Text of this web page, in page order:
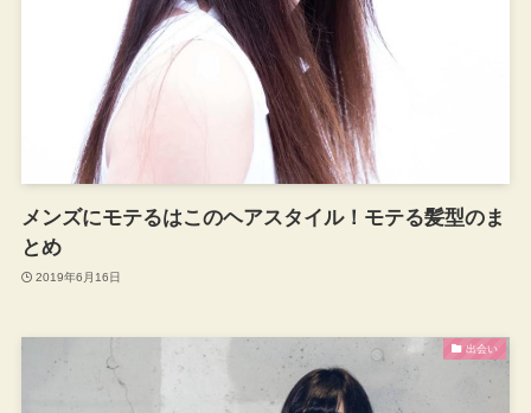
メンズにモテるはこのヘアスタイル！モテる髪型のま
とめ
2019年6月16日
出会い